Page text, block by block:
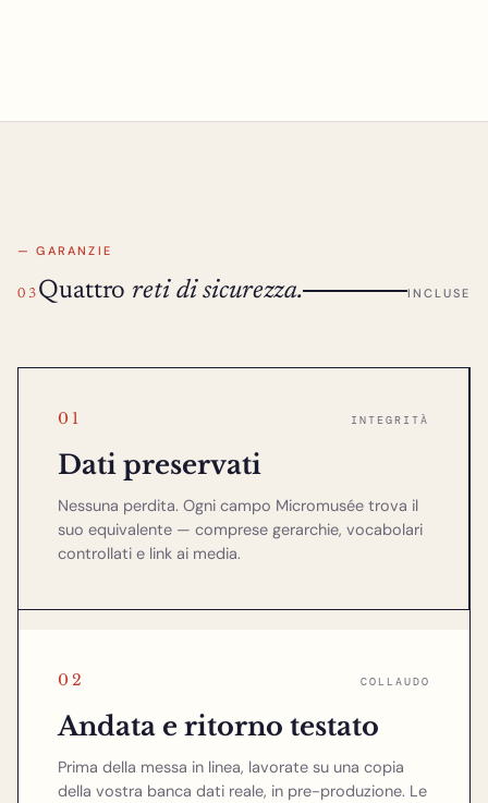
— GARANZIE
03 Quattroreti di sicurezza. INCLUSE
01 INTEGRITÀ
Dati preservati
Nessuna perdita. Ogni campo Micromusée trova il
suo equivalente — comprese gerarchie, vocabolari
controllati e link ai media.
02 COLLAUDO
Andata e ritorno testato
Prima della messa in linea, lavorate su una copia
della vostra banca dati reale, in pre-produzione. Le